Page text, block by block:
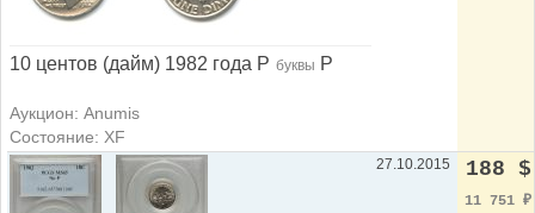
10 центов (дайм) 1982 года P буквы P
Аукцион: Anumis
Состояние: XF
27.10.2015 188 $
11 751 ₽